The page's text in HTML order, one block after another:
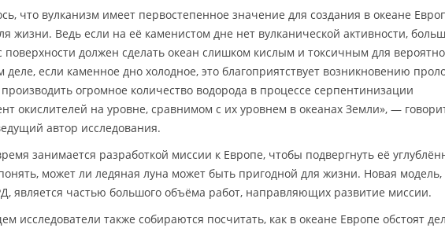
что вулканизм имеет первостепенное значение для создания в океане
жизни. Ведь если на её каменистом дне нет вулканической активности,
поверхности должен сделать океан слишком кислым и токсичным для
если каменное дно холодное, это благоприятствует возникновению
огромное количество водорода в процессе серпентинизации
окислителей на уровне, сравнимом с их уровнем в океанах Земли», —
автор исследования.
занимается разработкой миссии к Европе, чтобы подвергнуть её
может ли ледяная луна может быть пригодной для жизни. Новая модель,
является частью большого объёма работ, направляющих развитие миссии.
исследователи также собираются посчитать, как в океане Европе обстоят